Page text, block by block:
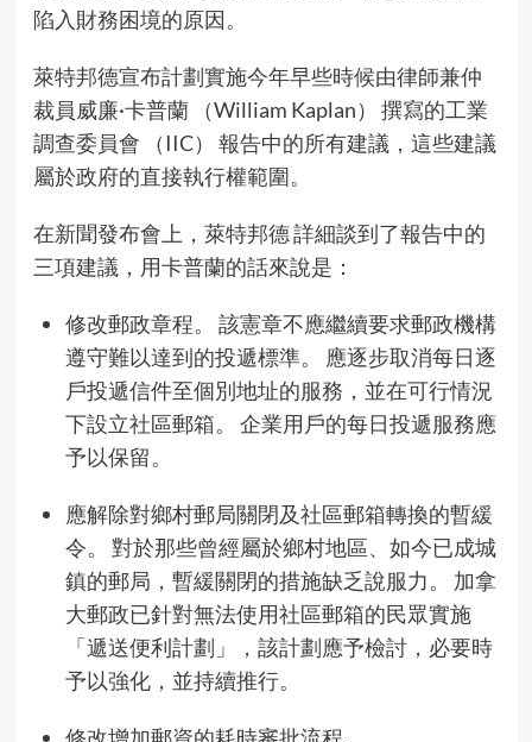
陷入財務困境的原因。
萊特邦德宣布計劃實施今年早些時候由律師兼仲
裁員威廉·卡普蘭 （William Kaplan） 撰寫的工業
調查委員會 （IIC） 報告中的所有建議，這些建議
屬於政府的直接執行權範圍。
在新聞發布會上，萊特邦德 詳細談到了報告中的
三項建議，用卡普蘭的話來說是：
修改郵政章程。 該憲章不應繼續要求郵政機構
遵守難以達到的投遞標準。 應逐步取消每日逐
戶投遞信件至個別地址的服務，並在可行情況
下設立社區郵箱。 企業用戶的每日投遞服務應
予以保留。
應解除對鄉村郵局關閉及社區郵箱轉換的暫緩
令。 對於那些曾經屬於鄉村地區、如今已成城
鎮的郵局，暫緩關閉的措施缺乏說服力。 加拿
大郵政已針對無法使用社區郵箱的民眾實施
「遞送便利計劃」，該計劃應予檢討，必要時
予以強化，並持續推行。
修改增加郵資的耗時審批流程。